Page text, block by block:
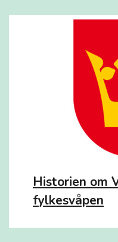
Historien om
fylkesvåpen